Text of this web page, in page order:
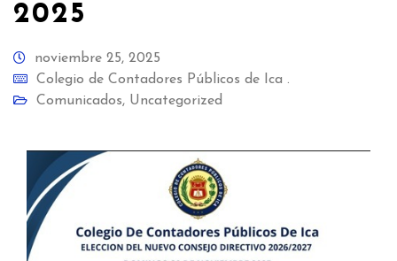
2025
noviembre 25, 2025
Colegio de Contadores Públicos de Ica .
Comunicados, Uncategorized